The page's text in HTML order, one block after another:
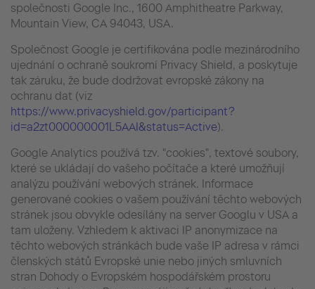
společnosti Google Inc., 1600 Amphitheatre Parkway,
Mountain View, CA 94043, USA.
Společnost Google je certifikována podle mezinárodního
ujednání o ochraně soukromí Privacy Shield, a poskytuje
tak záruku, že bude dodržovat evropské zákony na
ochranu dat (viz
https://www.privacyshield.gov/participant?
id=a2zt000000001L5AAI&status=Active).
Google Analytics používá tzv. "cookies", textové soubory,
které se ukládají do vašeho počítače a které umožňují
analýzu používání webových stránek. Informace
generované cookies o vašem používání těchto webových
stránek jsou obvykle odesílány na server Googlu v USA a
tam uloženy. Vzhledem k aktivaci IP anonymizace na
těchto webových stránkách bude vaše IP adresa v rámci
členských států Evropské unie nebo jiných smluvních
stran Dohody o Evropském hospodářském prostoru